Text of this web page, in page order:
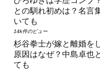
との馴れ初めは？名言
いても
14k件のビュー
杉谷拳士が嫁と離婚を
原因はなぜ？中島卓也
ても